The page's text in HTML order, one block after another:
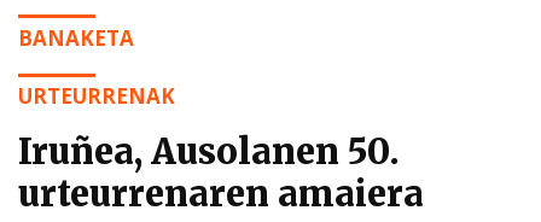
BANAKETA
URTEURRENAK
Iruñea, Ausolanen 50.
urteurrenaren amaiera